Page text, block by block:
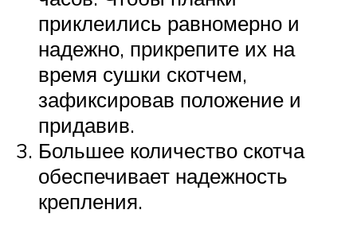
приклеились равномерно и
надежно, прикрепите их на
время сушки скотчем,
зафиксировав положение и
придавив.
Большее количество скотча
обеспечивает надежность
крепления.